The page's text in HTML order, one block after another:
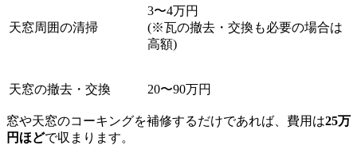
天窓周囲の清掃
3〜4万円
(※瓦の撤去・交換も必要の場合は
高額)
天窓の撤去・交換 20〜90万円
窓や天窓のコーキングを補修するだけであれば、費用は25万
円ほどで収まります。